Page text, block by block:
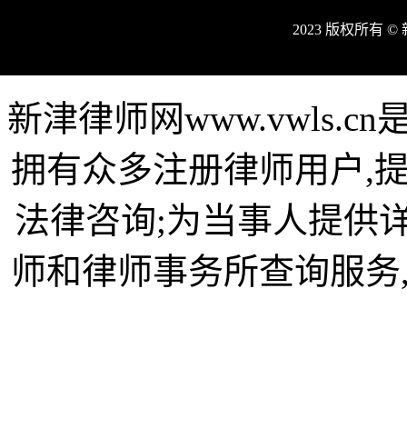
2023 版权所有 ©
新津律师网www.vwls.cn
拥有众多注册律师用户,
法律咨询;为当事人提供
师和律师事务所查询服